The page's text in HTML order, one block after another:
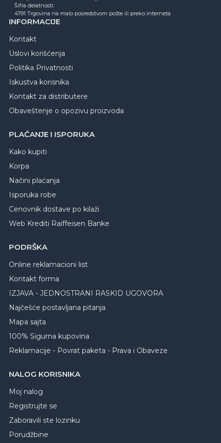
Šifra delatnosti:
4791 Trgovina na malo posredstvom pošte ili preko interneta
INFORMACIJE
Kontakt
Uslovi korišćenja
Politika Privatnosti
Iskustva korisnika
Kontakt za distributere
Obaveštenje o opozivu proizvoda
PLAĆANJE I ISPORUKA
Kako kupiti
Korpa
Načini plaćanja
Isporuka robe
Cenovnik dostave po kilaži
Web Krediti Raiffeisen Banke
PODRŠKA
Online reklamacioni list
Kontakt forma
IZJAVA - JEDNOSTRANI RASKID UGOVORA
Najčešće postavljana pitanja
Mapa sajta
100% Sigurna kupovina
Reklamacije - Povrat paketa - Prava i Obaveze
NALOG KORISNIKA
Moj nalog
Registrujte se
Zaboravili ste lozinku
Porudžbine